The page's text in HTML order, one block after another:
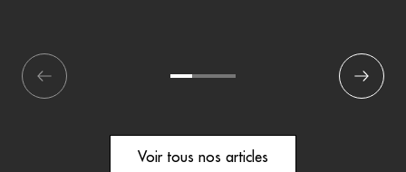
Suivant
Voir tous nos articles